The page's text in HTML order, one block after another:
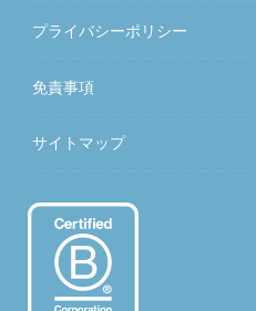
プライバシーポリシー
免責事項
サイトマップ